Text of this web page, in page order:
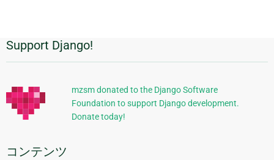
の
ペ
ジ
追
加
的
な
報
Support Django!
mzsm donated to the Django Software
Foundation to support Django development.
Donate today!
コンテンツ